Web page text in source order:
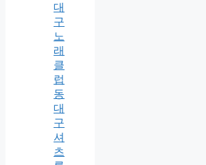
대
구
노
래
클
럽
동
대
구
셔
츠